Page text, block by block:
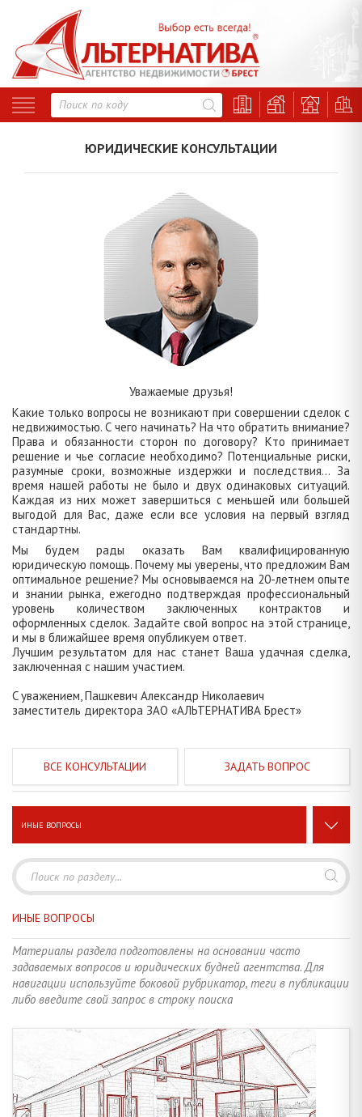
Уважаемые друзья!
Какие только вопросы не возникают при совершении сделок с
недвижимостью. С чего начинать? На что обратить внимание?
Права и обязанности сторон по договору? Кто принимает
решение и чье согласие необходимо? Потенциальные риски,
разумные сроки, возможные издержки и последствия... За
время нашей работы не было и двух одинаковых ситуаций.
Каждая из них может завершиться с меньшей или большей
выгодой для Вас, даже если все условия на первый взгляд
стандартны.
Мы будем рады оказать Вам квалифицированную
юридическую помощь. Почему мы уверены, что предложим Вам
оптимальное решение? Мы основываемся на 20-летнем опыте
и знании рынка, ежегодно подтверждая профессиональный
уровень количеством заключенных контрактов и
оформленных сделок. Задайте свой вопрос на этой странице,
и мы в ближайшее время опубликуем ответ.
Лучшим результатом для нас станет Ваша удачная сделка,
заключенная с нашим участием.
C уважением, Пашкевич Александр Николаевич
заместитель директора ЗАО «АЛЬТЕРНАТИВА Брест»
ЗАДАТЬ ВОПРОС
ИНЫЕ ВОПРОСЫ
ЗАКЛЮЧЕНИЕ СДЕЛКИ • ДОКУМЕНТЫ, СРОКИ, ПРОЦЕДУРЫ 26
ЗЕМЕЛЬНЫЕ ПРАВООТНОШЕНИЯ • ДАЧИ И САДОВОДСТВО 20
НЕЖИЛОЙ ФОНД • КОММЕРЧЕСКАЯ НЕДВИЖИМОСТЬ
КРЕДИТЫ И ЗАЙМЫ • СУБСИДИИ • ПОРУЧИТЕЛЬСТВО, ЗАЛОГ
ОПЕКА И ПОПЕЧИТЕЛЬСТВО • НЕСОВЕРШЕННОЛЕТНИЕ ДЕТИ
ИНЫЕ ВОПРОСЫ
Материалы раздела подготовлены на основании часто
задаваемых вопросов и юридических будней агентства. Для
навигации используйте боковой рубрикатор, теги в публикации
либо введите свой запрос в строку поиска